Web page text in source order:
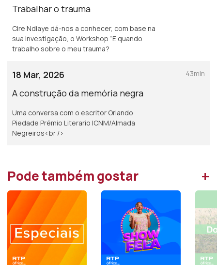
Trabalhar o trauma
Cire Ndiaye dá-nos a conhecer, com base na
sua investigação, o Workshop “E quando
trabalho sobre o meu trauma?
18 Mar, 2026
A construção da memória negra
Uma conversa com o escritor Orlando
Piedade Prémio Literario ICNM/Almada
Negreiros<br />
43min
Pode também gostar +